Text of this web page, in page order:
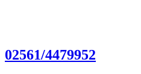
02561/4479952